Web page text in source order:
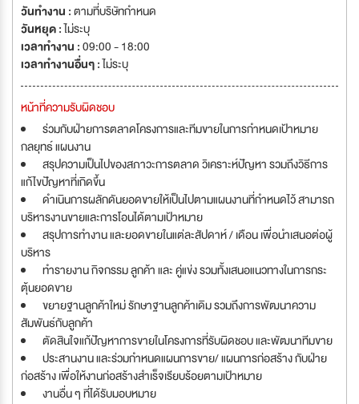
วันทำงาน :ตามที่บริษัทกำหนด
วันหยุด :ไม่ระบุ
เวลาทำงาน :09:00 - 18:00
เวลาทำงานอื่นๆ :ไม่ระบุ
หน้าที่ความรับผิดชอบ
ร่วมกับฝ่ายการตลาดโครงการและทีมขายในการกำหนดเป้าหมาย
กลยุทธ์ แผนงาน
สรุปความเป็นไปของสภาวะการตลาด วิเคราะห์ปัญหา รวมถึงวิธีการ
แก้ไขปัญหาที่เกิดขึ้น
ดำเนินการผลักดันยอดขายให้เป็นไปตามแผนงานที่กำหนดไว้ สามารถ
บริหารงานขายและการโอนได้ตามเป้าหมาย
สรุปการทำงาน และยอดขายในแต่ละสัปดาห์ / เดือน เพื่อนำเสนอต่อผู้
บริหาร
ทำรายงาน กิจกรรม ลูกค้า และ คู่แข่ง รวมทั้งเสนอแนวทางในการกระ
ตุ้นยอดขาย
ขยายฐานลูกค้าใหม่ รักษาฐานลูกค้าเดิม รวมถึงการพัฒนาความ
สัมพันธ์กับลูกค้า
ตัดสินใจแก้ปัญหาการขายในโครงการที่รับผิดชอบ และพัฒนาทีมขาย
ประสานงาน และร่วมกำหนดแผนการขาย/ แผนการก่อสร้าง กับฝ่าย
ก่อสร้าง เพื่อให้งานก่อสร้างสำเร็จเรียบร้อยตามเป้าหมาย
งานอื่น ๆ ที่ได้รับมอบหมาย